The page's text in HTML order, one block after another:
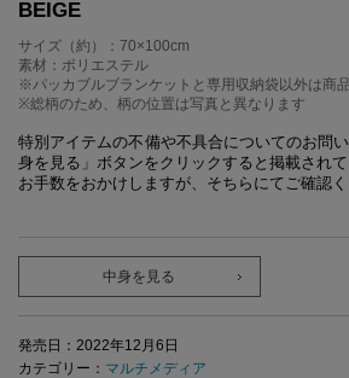
BEIGE
サイズ（約）：70×100cm
素材：ポリエステル
※パッカブルブランケットと専用収納袋以外は商
※総柄のため、柄の位置は写真と異なります
特別アイテムの不備や不具合についてのお問
身を見る」ボタンをクリックすると掲載されて
お手数をおかけしますが、そちらにてご確認く
中身を見る
発売日：2022年12月6日
カテゴリー： マルチメディア